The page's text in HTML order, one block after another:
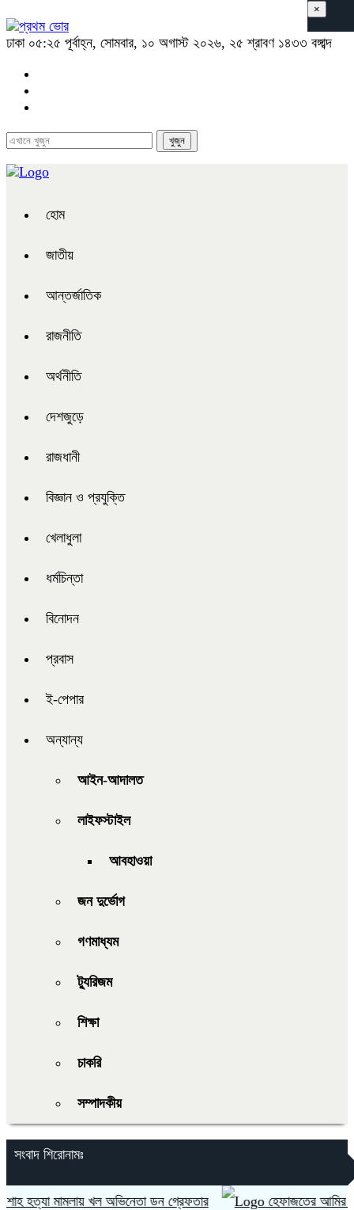
ঢাকা ০৫:২৫ পূর্বাহ্ন, সোমবার, ১০ অগাস্ট ২০২৬, ২৫ শ্রাবণ ১৪৩৩ বঙ্গাব্দ
হোম
জাতীয়
আন্তর্জাতিক
রাজনীতি
অর্থনীতি
দেশজুড়ে
রাজধানী
বিজ্ঞান ও প্রযুক্তি
খেলাধুলা
ধর্মচিন্তা
বিনোদন
প্রবাস
ই-পেপার
অন্যান্য
আইন-আদালত
লাইফস্টাইল
আবহাওয়া
জন দুর্ভোগ
গণমাধ্যম
ট্যুরিজম
শিক্ষা
চাকরি
সম্পাদকীয়
সংবাদ শিরোনামঃ
হত্যা মামলায় খল অভিনেতা ডন গ্রেফতার হেফাজতের আমির আল্লামা
×